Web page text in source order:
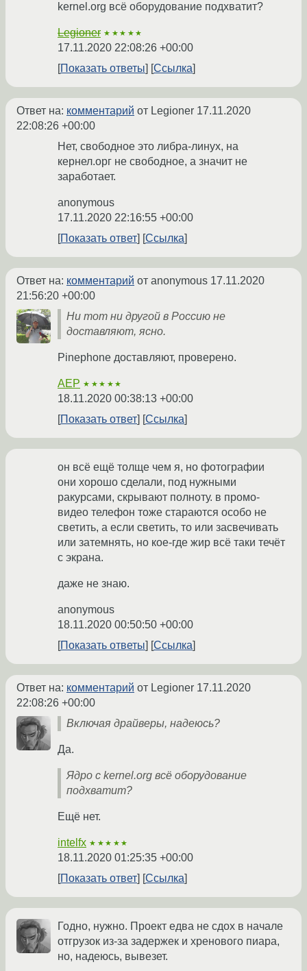
kernel.org всё оборудование подхватит?
Legioner ★★★★★
17.11.2020 22:08:26 +00:00
Показать ответы
Ссылка
Ответ на: комментарий от Legioner 17.11.2020
22:08:26 +00:00
Нет, свободное это либра-линух, на
кернел.орг не свободное, а значит не
заработает.
anonymous
17.11.2020 22:16:55 +00:00
Показать ответ
Ссылка
Ответ на: комментарий от anonymous 17.11.2020
21:56:20 +00:00
Ни тот ни другой в Россию не
доставляют, ясно.
Pinephone доставляют, проверено.
AEP ★★★★★
18.11.2020 00:38:13 +00:00
Показать ответ
Ссылка
он всё ещё толще чем я, но фотографии
они хорошо сделали, под нужными
ракурсами, скрывают полноту. в промо-
видео телефон тоже стараются особо не
светить, а если светить, то или засвечивать
или затемнять, но кое-где жир всё таки течёт
с экрана.
даже не знаю.
anonymous
18.11.2020 00:50:50 +00:00
Показать ответы
Ссылка
Ответ на: комментарий от Legioner 17.11.2020
22:08:26 +00:00
Включая драйверы, надеюсь?
Да.
Ядро с kernel.org всё оборудование
подхватит?
Ещё нет.
intelfx ★★★★★
18.11.2020 01:25:35 +00:00
Показать ответ
Ссылка
Годно, нужно. Проект едва не сдох в начале
отгрузок из-за задержек и хренового пиара,
но, надеюсь, вывезет.